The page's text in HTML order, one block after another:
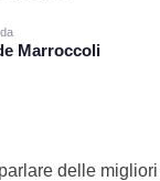
Marroccoli
delle